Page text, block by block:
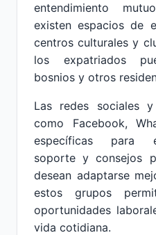
entendimiento
existen espacios de
centros culturales y
los expatriados
bosnios y otros
Las redes sociales
como Facebook,
específicas para
soporte y consejos
desean adaptarse
estos grupos
oportunidades
vida cotidiana.